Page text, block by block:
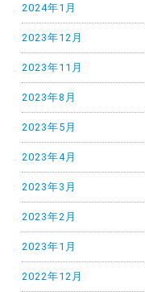
2024年1月
2023年12月
2023年11月
2023年8月
2023年5月
2023年4月
2023年3月
2023年2月
2023年1月
2022年12月